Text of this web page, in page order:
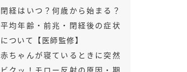
閉経はいつ？何歳から始まる？
平均年齢・前兆・閉経後の症状
について【医師監修】
赤ちゃんが寝ているときに突然
ビクッ！モロー反射の原因・期